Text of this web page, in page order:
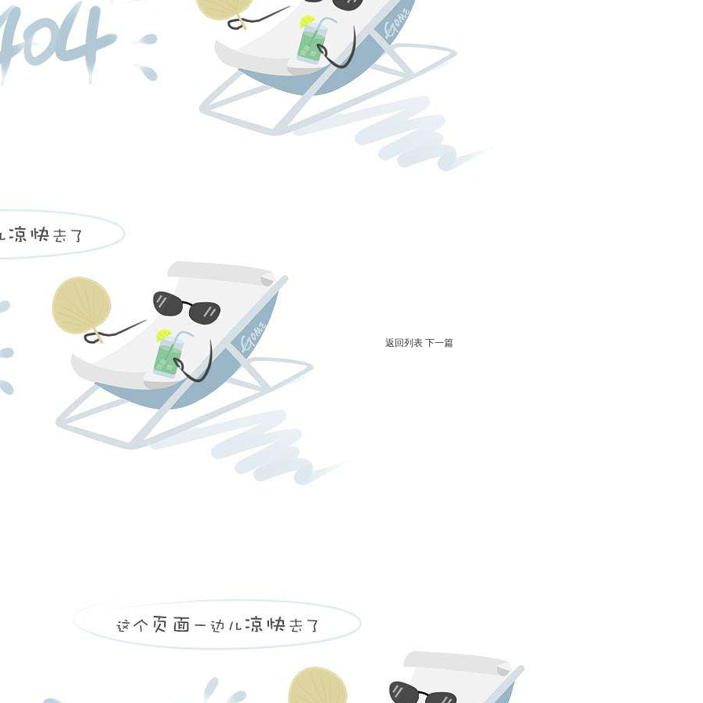
返回列表 下一篇